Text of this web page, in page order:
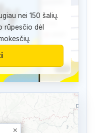
nei 150 šalių.
rūpesčio dėl
×